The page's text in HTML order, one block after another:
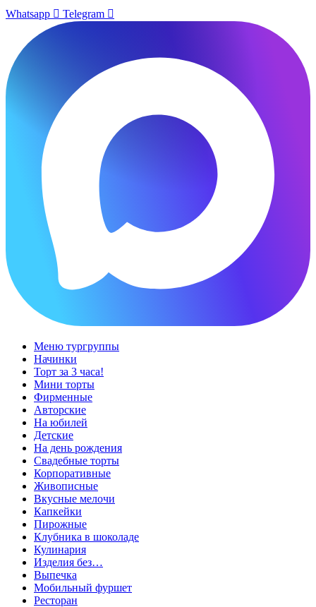
Whatsapp Telegram
Меню тургруппы
Начинки
Торт за 3 часа!
Мини торты
Фирменные
Авторские
На юбилей
Детские
На день рождения
Свадебные торты
Корпоративные
Живописные
Вкусные мелочи
Капкейки
Пирожные
Клубника в шоколаде
Кулинария
Изделия без…
Выпечка
Мобильный фуршет
Ресторан